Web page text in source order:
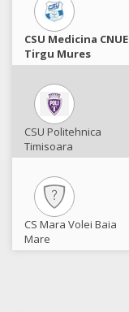
CSU Medicina CNUE
Tirgu Mures
CSU Politehnica
Timisoara
CS Mara Volei Baia
Mare